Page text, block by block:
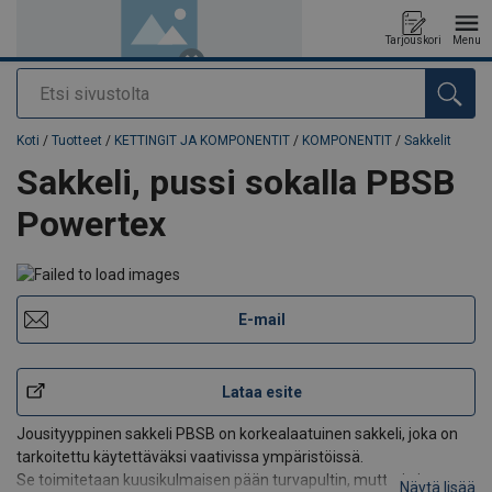
Etsi
Tarjouskori Menu
Tuote lisätty tarjouspyyntöön
Koti / Tuotteet / KETTINGIT JA KOMPONENTIT / KOMPONENTIT / Sakkelit
Sakkeli, pussi sokalla PBSB
Powertex
E-mail
Lataa esite
Jousityyppinen sakkeli PBSB on korkealaatuinen sakkeli, joka on
tarkoitettu käytettäväksi vaativissa ympäristöissä.
Se toimitetaan kuusikulmaisen pään turvapultin, mutterin jaNäytä lisää